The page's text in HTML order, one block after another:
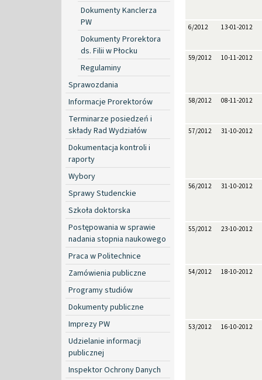
Dokumenty Kanclerza
PW
Dokumenty Prorektora
ds. Filii w Płocku
Regulaminy
Sprawozdania
Informacje Prorektorów
Terminarze posiedzeń i
składy Rad Wydziałów
Dokumentacja kontroli i
raporty
Wybory
Sprawy Studenckie
Szkoła doktorska
Postępowania w sprawie
nadania stopnia naukowego
Praca w Politechnice
Zamówienia publiczne
Programy studiów
Dokumenty publiczne
Imprezy PW
Udzielanie informacji
publicznej
Inspektor Ochrony Danych
6/2012 13-01-2012
59/2012 10-11-2012
58/2012 08-11-2012
57/2012 31-10-2012
56/2012 31-10-2012
55/2012 23-10-2012
54/2012 18-10-2012
53/2012 16-10-2012